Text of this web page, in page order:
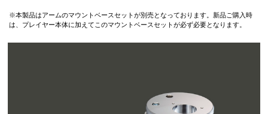
※本製品はアームのマウントベースセットが別売となっております。新品ご購入時
は、プレイヤー本体に加えてこのマウントベースセットが必ず必要となります。